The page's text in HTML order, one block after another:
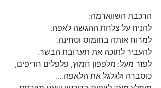
הרכבת השווארמה:
להניח על צלחת ההגשה לאפה.
למרוח אותה בחומוס וטחינה.
להעביר לתוכה את תערובת הבשר.
לפזר מעל: מלפפון חמוץ, פלפלים חריפים,
כוסברה ולגלגל את הלאפה....